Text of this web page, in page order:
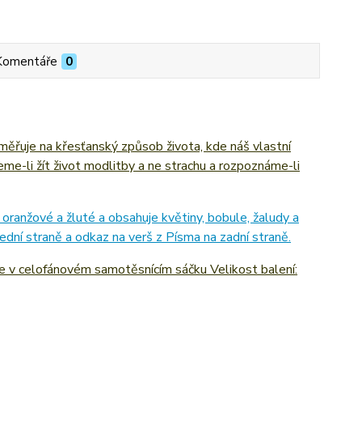
0
na křesťanský způsob života, kde náš vlastní
li žít život modlitby a ne strachu a rozpoznáme-li
a žluté a obsahuje květiny, bobule, žaludy a
straně a odkaz na verš z Písma na zadní straně.
celofánovém samotěsnícím sáčku Velikost balení: